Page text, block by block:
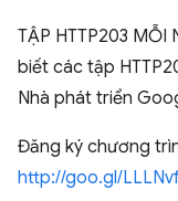
TẬP HTTP203 MỖI
biết các tập
Nhà phát triển
Đăng ký chương
http://goo.gl/